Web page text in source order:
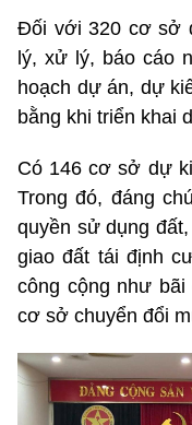
Đối với 320 cơ sở
lý, xử lý, báo cáo
hoạch dự án, dự
bằng khi triển khai
Có 146 cơ sở dự
Trong đó, đáng
quyền sử dụng
giao đất tái định
công cộng như bãi
cơ sở chuyển đổi